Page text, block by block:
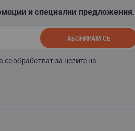
и специални предложения.
обработват за целите на
АБОНИРАМ СЕ